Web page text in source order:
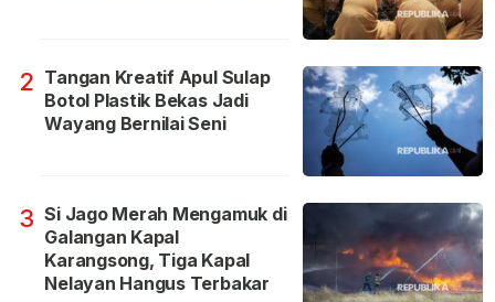
2 Tangan Kreatif Apul Sulap
Botol Plastik Bekas Jadi
Wayang Bernilai Seni
3 Si Jago Merah Mengamuk di
Galangan Kapal
Karangsong, Tiga Kapal
Nelayan Hangus Terbakar